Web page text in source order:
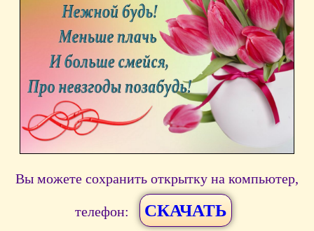
Вы можете сохранить открытку на компьютер,
телефон: СКАЧАТЬ